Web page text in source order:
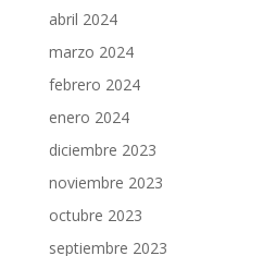
abril 2024
marzo 2024
febrero 2024
enero 2024
diciembre 2023
noviembre 2023
octubre 2023
septiembre 2023